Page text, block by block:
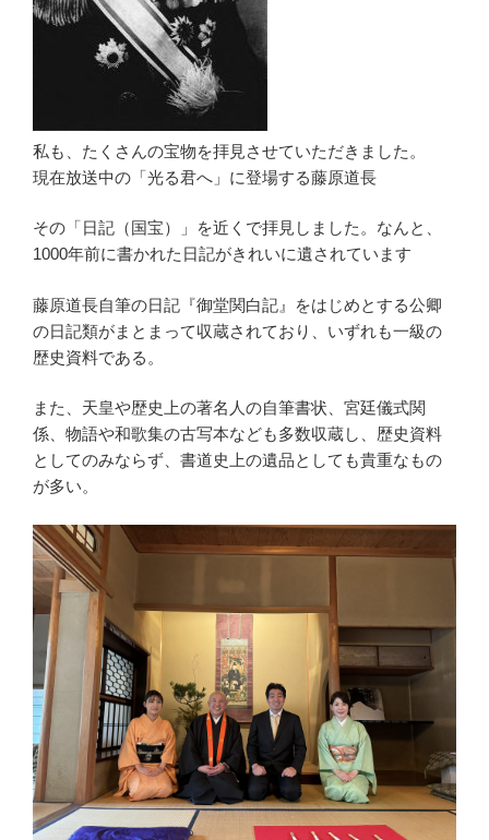
私も、たくさんの宝物を拝見させていただきました。
現在放送中の「光る君へ」に登場する藤原道長
その「日記（国宝）」を近くで拝見しました。なんと、
1000年前に書かれた日記がきれいに遺されています
藤原道長自筆の日記『御堂関白記』をはじめとする公卿
の日記類がまとまって収蔵されており、いずれも一級の
歴史資料である。
また、天皇や歴史上の著名人の自筆書状、宮廷儀式関
係、物語や和歌集の古写本なども多数収蔵し、歴史資料
としてのみならず、書道史上の遺品としても貴重なもの
が多い。